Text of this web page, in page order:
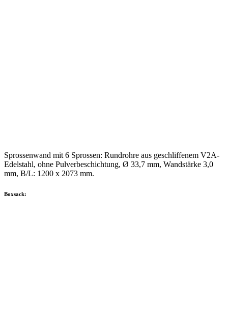
Sprossenwand mit 6 Sprossen: Rundrohre aus geschliffenem V2A-
Edelstahl, ohne Pulverbeschichtung, Ø 33,7 mm, Wandstärke 3,0
mm, B/L: 1200 x 2073 mm.
Boxsack: